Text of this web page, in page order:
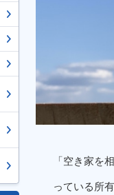
「空き家を
っている所